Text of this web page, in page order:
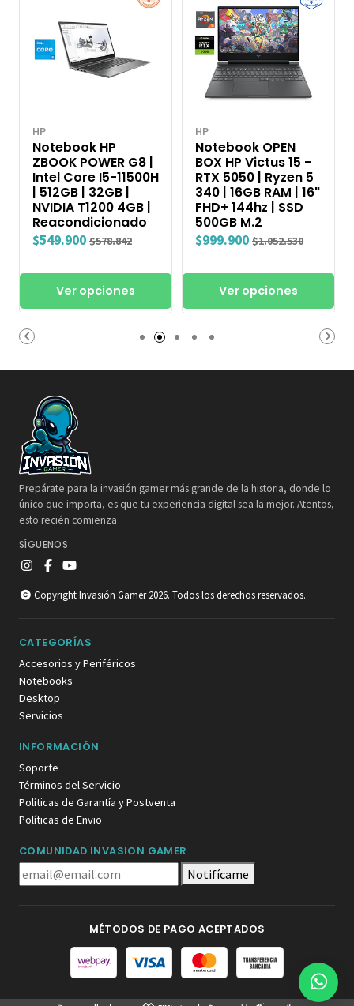
HP
Notebook HP
ZBOOK POWER G8 |
Intel Core I5-11500H
| 512GB | 32GB |
NVIDIA T1200 4GB |
Reacondicionado
$549.900 $578.842
Ver opciones
HP
Notebook OPEN
BOX HP Victus 15 -
RTX 5050 | Ryzen 5
340 | 16GB RAM | 16"
FHD+ 144hz | SSD
500GB M.2
$999.900 $1.052.530
Ver opciones
Prepárate para la invasión gamer más grande de la historia, donde lo
único que importa, es que tu experiencia digital sea la mejor. Atentos,
esto recién comienza
SÍGUENOS
Copyright Invasión Gamer 2026. Todos los derechos reservados.
CATEGORÍAS
Accesorios y Periféricos
Notebooks
Desktop
Servicios
INFORMACIÓN
Soporte
Términos del Servicio
Políticas de Garantía y Postventa
Políticas de Envio
COMUNIDAD INVASION GAMER
Notifícame
MÉTODOS DE PAGO ACEPTADOS